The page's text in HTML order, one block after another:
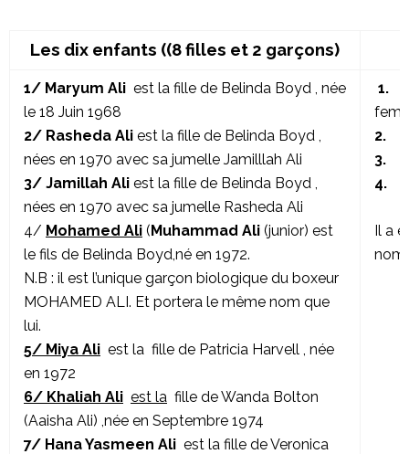
Les dix enfants ((8 filles et 2 garçons)
1/ Maryum Ali est la fille de Belinda Boyd , née
le 18 Juin 1968
2/ Rasheda Ali est la fille de Belinda Boyd ,
nées en 1970 avec sa jumelle Jamilllah Ali
3/ Jamillah Ali est la fille de Belinda Boyd ,
nées en 1970 avec sa jumelle Rasheda Ali
4/ Mohamed Ali (Muhammad Ali (junior) est
le fils de Belinda Boyd,né en 1972.
N.B : il est l’unique garçon biologique du boxeur
MOHAMED ALI. Et portera le même nom que
lui.
5/ Miya Ali est la fille de Patricia Harvell , née
en 1972
6/ Khaliah Ali est la fille de Wanda Bolton
(Aaisha Ali) ,née en Septembre 1974
7/ Hana Yasmeen Ali est la fille de Veronica
1.
2.
3.
4.
Il a